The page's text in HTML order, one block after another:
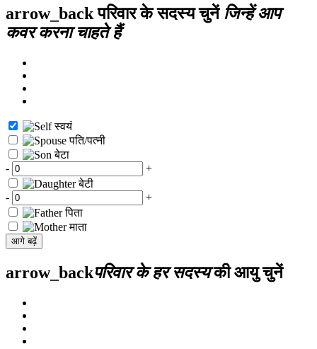
arrow_backपरिवार के सदस्य चुनें जिन्हें आप
कवर करना चाहते हैं
स्वयं
पति/पत्नी
बेटा
-
+
बेटी
-
+
पिता
माता
आगे बढ़ें
arrow_backपरिवार के हर सदस्यकी आयु चुनें